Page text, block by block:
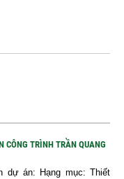
CÔNG TRÌNH TRẦN QUANG
dự án: Hạng mục: Thiết